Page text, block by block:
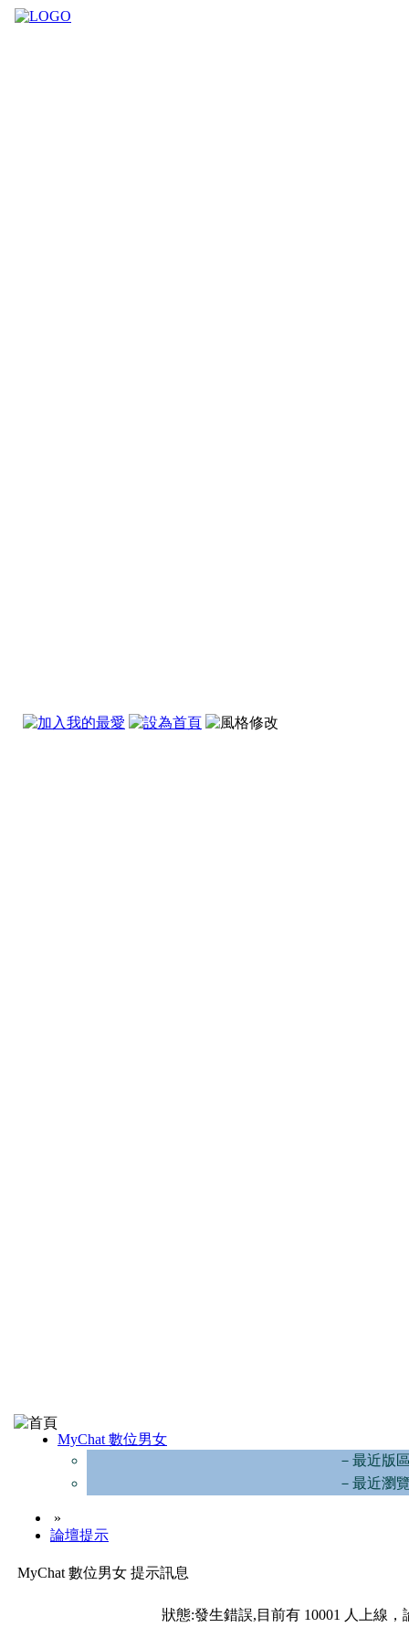
MyChat 數位男女
－最近版
－最近瀏
»
論壇提示
MyChat 數位男女 提示訊息
狀態:發生錯誤,目前有 10001 人上線